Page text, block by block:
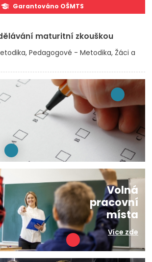
Garantováno OŠMTS
maturitní zkouškou
Pedagogové - Metodika Žáci a
Volná
pracovní
místa
Více zde